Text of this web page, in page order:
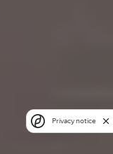
Privacy notice